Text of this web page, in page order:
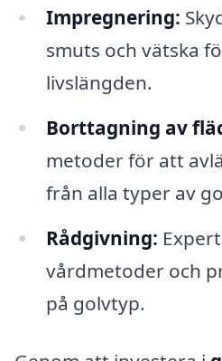
Impregnering:
smuts och vätska
livslängden.
Borttagning av
metoder för att
från alla typer av
Rådgivning:
vårdmetoder och
på golvtyp.